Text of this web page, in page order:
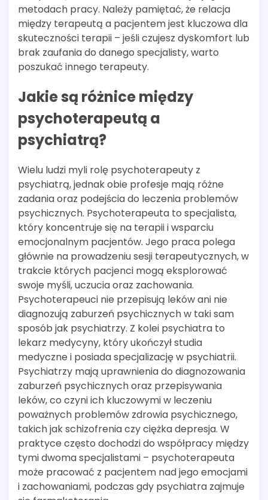
metodach pracy. Należy pamiętać, że relacja
między terapeutą a pacjentem jest kluczowa dla
skuteczności terapii – jeśli czujesz dyskomfort lub
brak zaufania do danego specjalisty, warto
poszukać innego terapeuty.
Jakie są różnice między
psychoterapeutą a
psychiatrą?
Wielu ludzi myli rolę psychoterapeuty z
psychiatrą, jednak obie profesje mają różne
zadania oraz podejścia do leczenia problemów
psychicznych. Psychoterapeuta to specjalista,
który koncentruje się na terapii i wsparciu
emocjonalnym pacjentów. Jego praca polega
głównie na prowadzeniu sesji terapeutycznych, w
trakcie których pacjenci mogą eksplorować
swoje myśli, uczucia oraz zachowania.
Psychoterapeuci nie przepisują leków ani nie
diagnozują zaburzeń psychicznych w taki sam
sposób jak psychiatrzy. Z kolei psychiatra to
lekarz medycyny, który ukończył studia
medyczne i posiada specjalizację w psychiatrii.
Psychiatrzy mają uprawnienia do diagnozowania
zaburzeń psychicznych oraz przepisywania
leków, co czyni ich kluczowymi w leczeniu
poważnych problemów zdrowia psychicznego,
takich jak schizofrenia czy ciężka depresja. W
praktyce często dochodzi do współpracy między
tymi dwoma specjalistami – psychoterapeuta
może pracować z pacjentem nad jego emocjami
i zachowaniami, podczas gdy psychiatra zajmuje